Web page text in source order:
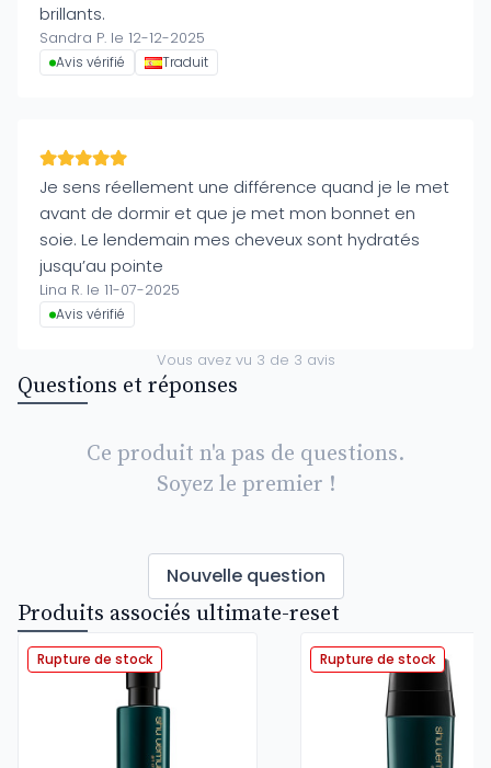
brillants.
Sandra P. le 12-12-2025
Avis vérifié Traduit
Je sens réellement une différence quand je le met
avant de dormir et que je met mon bonnet en
soie. Le lendemain mes cheveux sont hydratés
jusqu’au pointe
Lina R. le 11-07-2025
Avis vérifié
Vous avez vu 3 de 3 avis
Questions et réponses
Ce produit n'a pas de questions.
Soyez le premier !
Nouvelle question
Produits associés ultimate-reset
Rupture de stock Rupture de stock